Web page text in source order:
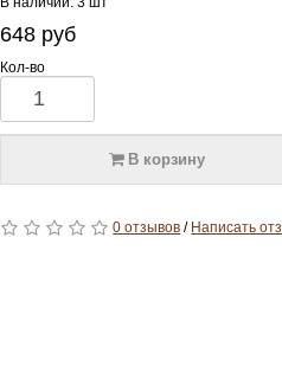
648 руб
Кол-во
В корзину
0 отзывов / Написать